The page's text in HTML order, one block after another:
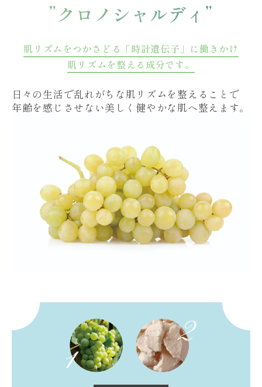
”クロノシャルディ”
肌リズムをつかさどる「時計遺伝子」に働きかけ
肌リズムを整える成分です。
日々の生活で乱れがちな肌リズムを整えることで
年齢を感じさせない美しく健やかな肌へ整えます。